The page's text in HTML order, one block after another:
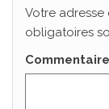
Votre adresse
obligatoires
Commentaire